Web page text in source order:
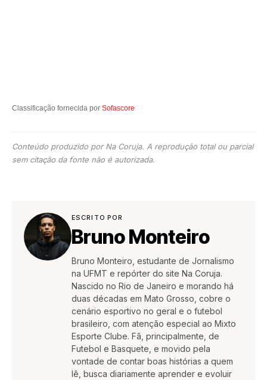
Classificação fornecida por Sofascore
Conteúdo produzido por Na Coruja. A reprodução total ou parcial
sem citação da fonte não é autorizada.
ESCRITO POR
Bruno Monteiro
Bruno Monteiro, estudante de Jornalismo
na UFMT e repórter do site Na Coruja.
Nascido no Rio de Janeiro e morando há
duas décadas em Mato Grosso, cobre o
cenário esportivo no geral e o futebol
brasileiro, com atenção especial ao Mixto
Esporte Clube. Fã, principalmente, de
Futebol e Basquete, e movido pela
vontade de contar boas histórias a quem
lê, busca diariamente aprender e evoluir